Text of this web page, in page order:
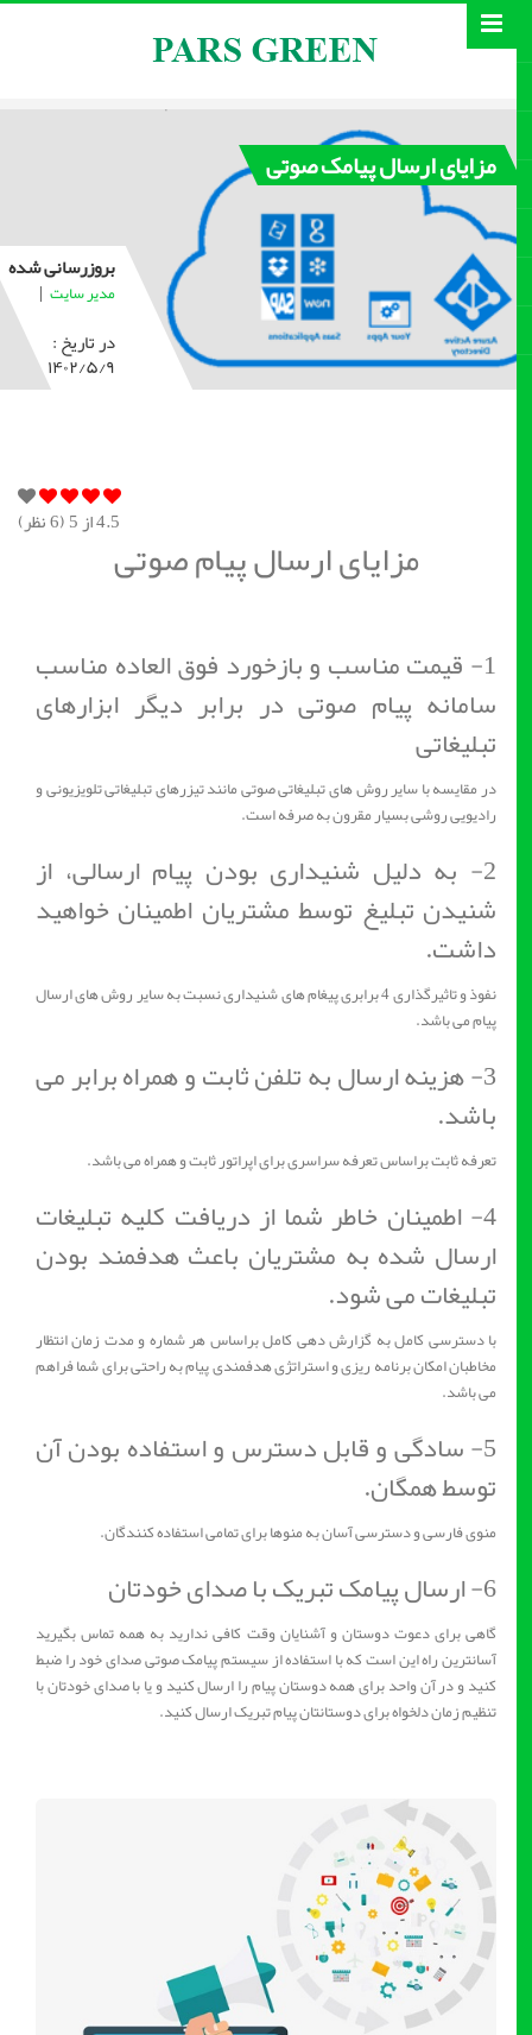
مزایای ارسال پیامک صوتی
بروزرسانی شده
مدیر سایت |
در تاریخ :
۱۴۰۲/۵/۹
4.5از 5 ( 6نظر)
مزایای ارسال پیام صوتی
1- قیمت مناسب و بازخورد فوق العاده مناسب
سامانه پیام صوتی در برابر دیگر ابزارهای
تبلیغاتی
در مقایسه با سایر روش های تبلیغاتی صوتی مانند تیزرهای تبلیغاتی تلویزیونی و
رادیویی روشی بسیار مقرون به صرفه است.
2- به دلیل شنیداری بودن پیام ارسالی، از
شنیدن تبلیغ توسط مشتریان اطمینان خواهید
داشت.
نفوذ و تاثیرگذاری 4 برابری پیغام های شنیداری نسبت به سایر روش های ارسال
پیام می باشد.
3- هزینه ارسال به تلفن ثابت و همراه برابر می
باشد.
تعرفه ثابت براساس تعرفه سراسری برای اپراتور ثابت و همراه می باشد.
4- اطمینان خاطر شما از دریافت کلیه تبلیغات
ارسال شده به مشتریان باعث هدفمند بودن
تبلیغات می شود.
با دسترسی کامل به گزارش دهی کامل براساس هر شماره و مدت زمان انتظار
مخاطبان امکان برنامه ریزی و استراتژی هدفمندی پیام به راحتی برای شما فراهم
می باشد.
5- سادگی و قابل دسترس و استفاده بودن آن
توسط همگان.
منوی فارسی و دسترسی آسان به منوها برای تمامی استفاده کنندگان.
گاهی برای دعوت دوستان و آشنایان وقت کافی ندارید به همه تماس بگیرید
آسانترین راه این است که با استفاده از سیستم پیامک صوتی صدای خود را ضبط
کنید و در آن واحد برای همه دوستان پیام را ارسال کنید و یا با صدای خودتان با
تنظیم زمان دلخواه برای دوستانتان پیام تبریک ارسال کنید.